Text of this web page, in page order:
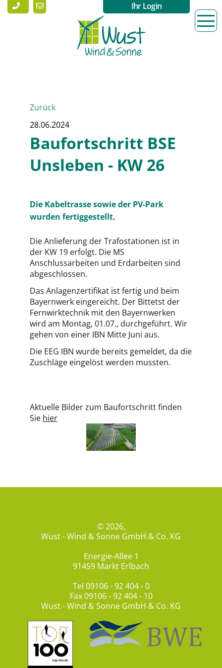
Ihr Login
Zurück
28.06.2024
Baufortschritt BSE
Unsleben - KW 26
Die Kabeltrasse sowie der PV-Park
wurden fertiggestellt.
Die Anlieferung der Trafostationen ist in
der KW 19 erfolgt. Die MS
Anschlussarbeiten und Erdarbeiten sind
abgeschlossen.
Das Anlagenzertifikat ist fertig und beim
Bayernwerk eingereicht. Der Bittetst der
Fernwirktechnik mit den Bayernwerken
wird am Montag, 01.07., durchgeführt. Wir
gehen von einer IBN Mitte Juni aus.
Die EEG IBN wurde bereits gemeldet, da die
Zuschläge eingelöst werden mussten.
Aktuelle Bilder zum Baufortschritt finden
Sie hier
© 2026,
Wust - Wind & Sonne GmbH & Co. KG
Energie-Allee 1
91459 Markt Erlbach
Tel 09106 - 92 404 - 0
Fax 09106 - 92 404 - 10
Wust - Wind & Sonne GmbH & Co. KG